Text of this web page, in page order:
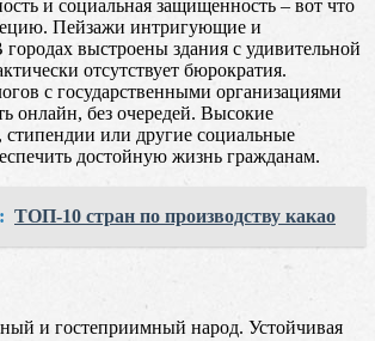
и социальная защищенность – вот что
Пейзажи интригующие и
выстроены здания с удивительной
отсутствует бюрократия.
с государственными организациями
онлайн, без очередей. Высокие
стипендии или другие социальные
достойную жизнь гражданам.
ТОП-10 стран по производству какао
и гостеприимный народ. Устойчивая